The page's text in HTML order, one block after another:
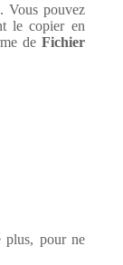
Vous pouvez
le copier en
de Fichier
plus, pour ne